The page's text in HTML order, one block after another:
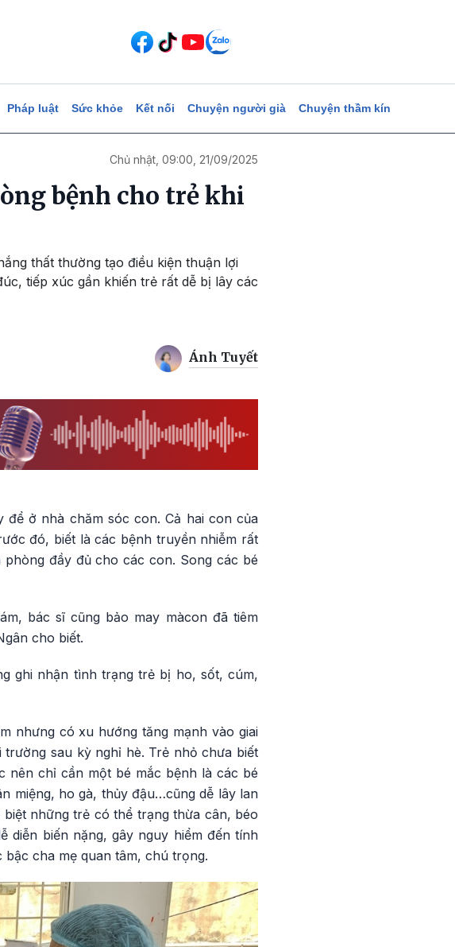
Pháp luật Sức khỏe Kết nối Chuyện người già Chuyện thầm kín
Chủ nhật, 09:00, 21/09/2025
bệnh cho trẻ khi
thất thường tạo điều kiện thuận lợi
tiếp xúc gần khiến trẻ rất dễ bị lây các
Ánh Tuyết
ở nhà chăm sóc con. Cả hai con của
đó, biết là các bệnh truyền nhiễm rất
đầy đủ cho các con. Song các bé
bác sĩ cũng bảo may màcon đã tiêm
cho biết.
ghi nhận tình trạng trẻ bị ho, sốt, cúm,
nhưng có xu hướng tăng mạnh vào giai
sau kỳ nghỉ hè. Trẻ nhỏ chưa biết
nên chỉ cần một bé mắc bệnh là các bé
miệng, ho gà, thủy đậu…cũng dễ lây lan
những trẻ có thể trạng thừa cân, béo
diễn biến nặng, gây nguy hiểm đến tính
cha mẹ quan tâm, chú trọng.